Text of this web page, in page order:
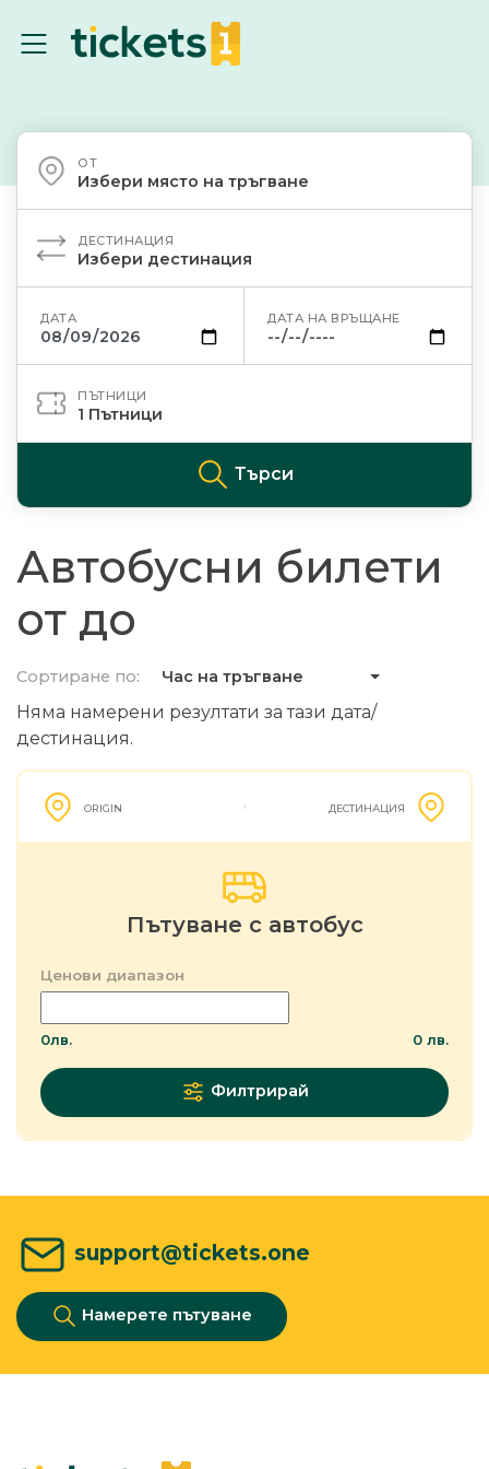
ОТ
Избери място на тръгване
ДЕСТИНАЦИЯ
Избери дестинация
ДАТА ДАТА НА ВРЪЩАНЕ
ПЪТНИЦИ
1 Пътници
Търси
Автобусни билети
от до
Сортиране по: Час на тръгване
Няма намерени резултати за тази дата/
дестинация.
ORIGIN ДЕСТИНАЦИЯ
Пътуване с автобус
Ценови диапазон
0лв. 0 лв.
Филтрирай
support@tickets.one
Намерете пътуване